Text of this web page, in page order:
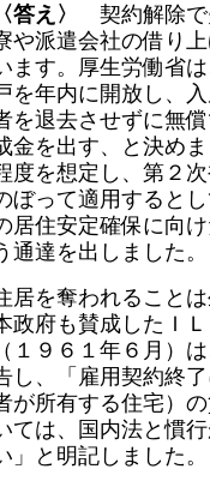
〈答え〉
契約解除で
や派遣会社の借り
ます。厚生労働省
を年内に開放し、
を退去させずに無
金を出す、と決め
度を想定し、第２
ぼって適用すると
居住安定確保に向
通達を出しました。
を奪われること
政府も賛成したＩ
１９６１年６月）
し、「雇用契約終
が所有する住宅）
ては、国内法と慣
」と明記しました。